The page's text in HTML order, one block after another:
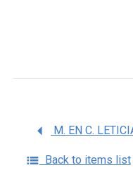
Back to items list